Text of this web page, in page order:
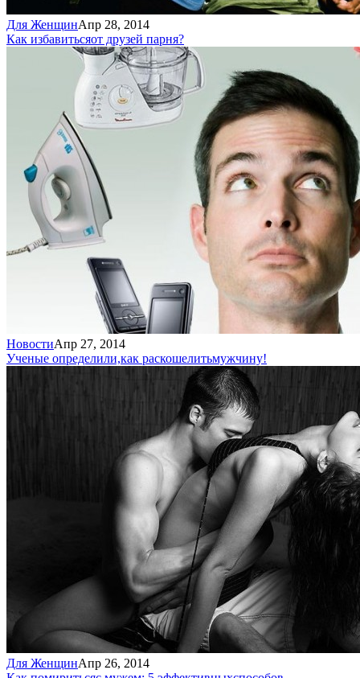
Для ЖенщинАпр 28, 2014
Как избавитьсяот друзей парня?
НовостиАпр 27, 2014
Ученые определили,как раскошелитьмужчину!
Для ЖенщинАпр 26, 2014